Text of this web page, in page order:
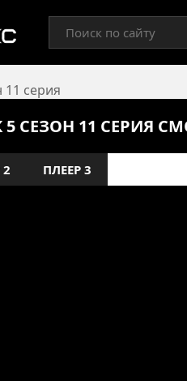
11 серия
СЕЗОН 11 СЕРИЯ
ПЛЕЕР 3